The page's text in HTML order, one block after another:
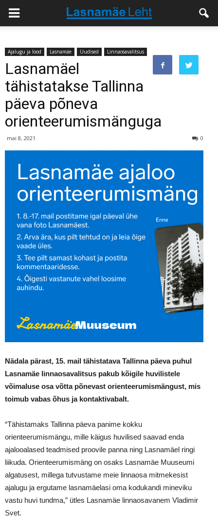
Ajalugu ja lood Lasnamäe Uudised Linnaosavalitsus
Lasnamäel
tähistatakse Tallinna
päeva põneva
orienteerumismänguga
mai 8, 2021 0
Nädala pärast, 15. mail tähistatava Tallinna päeva puhul
Lasnamäe linnaosavalitsus pakub kõigile huvilistele
võimaluse osa võtta põnevast orienteerumismängust, mis
toimub vabas õhus ja kontaktivabalt.
“Tähistamaks Tallinna päeva panime kokku
orienteerumismängu, mille käigus huvilised saavad enda
ajalooalased teadmised proovile panna ning Lasnamäel ringi
liikuda. Orienteerumismäng on osaks Lasnamäe Muuseumi
algatusest, millega tutvustame meie linnaosa mitmekesist
ajalugu ja ergutame lasnamäelasi oma kodukandi mineviku
vastu huvi tundma,” ütles Lasnamäe linnaosavanem Vladimir
Svet.